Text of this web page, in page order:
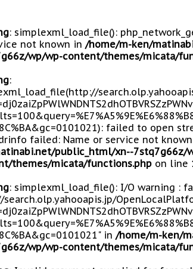
: simplexml_load_file():
not known in /home/m-ken/
wp/wp-content/themes/micata/
:
failed to open
failed: Name or service not
public_html/xn--7stq7g66z/
themes/micata/functions.php on line
: simplexml_load_file(): I/O warning :
in /home/m-ken/
wp/wp-content/themes/micata/